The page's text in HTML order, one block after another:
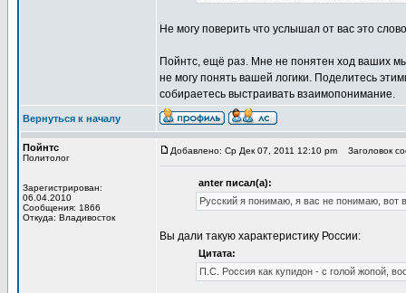
Не могу поверить что услышал от вас это
Пойнтс, ещё раз. Мне не понятен ход ваших
не могу понять вашей логики. Поделитесь
собираетесь выстраивать взаимопонимание.
Вернуться к началу
Пойнтс
Политолог
Зарегистрирован:
06.04.2010
Сообщения: 1866
Откуда: Владивосток
Добавлено: Ср Дек 07, 2011 12:10 pm Заголовок
anter писал(а):
Русский я понимаю, я вас не понимаю, вот
Вы дали такую характеристику России:
Цитата:
П.С. Россия как купидон - с голой жопой,